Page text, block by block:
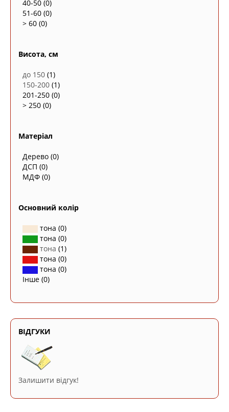
40-50 (0)
51-60 (0)
> 60 (0)
Висота, см
до 150 (1)
150-200 (1)
201-250 (0)
> 250 (0)
Матеріал
Дерево (0)
ДСП (0)
МДФ (0)
Основний колір
тона (0)
тона (0)
тона (1)
тона (0)
тона (0)
Інше (0)
ВІДГУКИ
Залишити відгук!